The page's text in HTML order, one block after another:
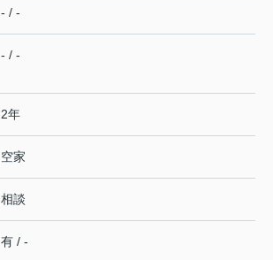
- / -
- / -
2年
空家
相談
有 / -